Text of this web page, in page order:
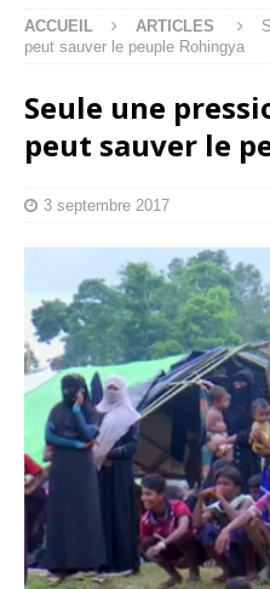
ACCUEIL ARTICLES
peut sauver le peuple Rohingya
Seule une
peut sauver le
3 septembre 2017